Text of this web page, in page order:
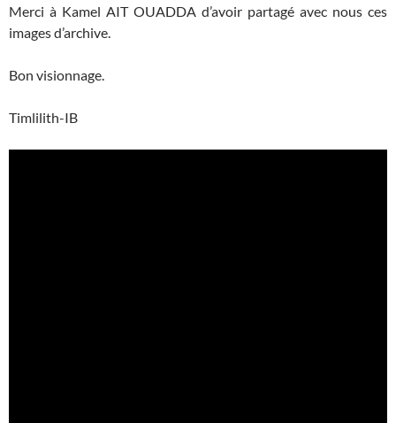
Merci à Kamel AIT OUADDA d’avoir partagé avec nous ces
images d’archive.
Bon visionnage.
Timlilith-IB